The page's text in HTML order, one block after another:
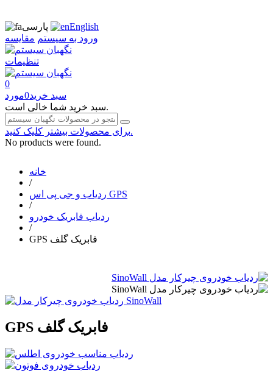
پارسی
English
ورود به سیستم مقایسه
تنظیمات
0
سبد خرید0مورد
سبد خرید شما خالی است.
برای محصولات بیشتر کلیک کنید.
No products were found.
خانه
/
ردیاب و جی پی اس GPS
/
ردیاب فابریک خودرو
/
GPS فابریک گلف
GPS فابریک گلف